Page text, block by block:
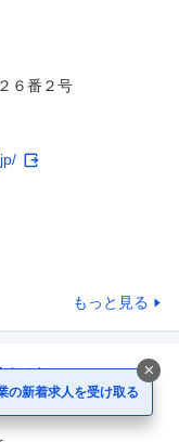
６番２号
もっと見る
などの
れます！
の新着求人を受け取る